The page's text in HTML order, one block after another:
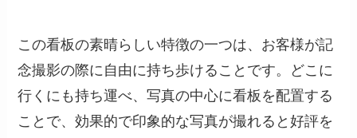
この看板の素晴らしい特徴の一つは、お客様が記
念撮影の際に自由に持ち歩けることです。どこに
行くにも持ち運べ、写真の中心に看板を配置する
ことで、効果的で印象的な写真が撮れると好評を